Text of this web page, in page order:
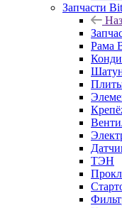
Запчасти
Рама
ТЭН